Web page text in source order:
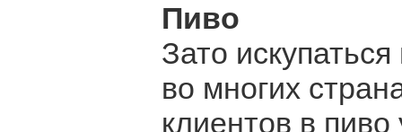
Пиво
Зато
во многих
клиентов в